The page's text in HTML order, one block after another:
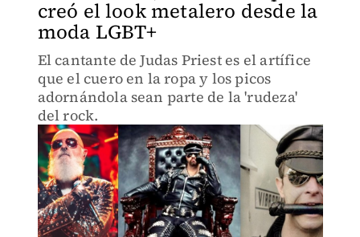
creó el look metalero desde la
moda LGBT+
El cantante de Judas Priest es el artífice
que el cuero en la ropa y los picos
adornándola sean parte de la 'rudeza'
del rock.